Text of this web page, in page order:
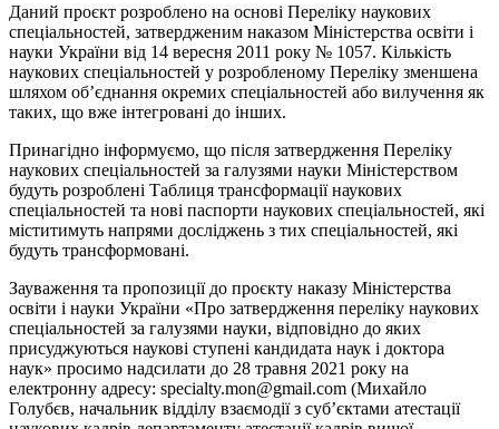
Даний проєкт розроблено на основі Переліку наукових
спеціальностей, затвердженим наказом Міністерства освіти і
науки України від 14 вересня 2011 року № 1057. Кількість
наукових спеціальностей у розробленому Переліку зменшена
шляхом об’єднання окремих спеціальностей або вилучення як
таких, що вже інтегровані до інших.
Принагідно інформуємо, що після затвердження Переліку
наукових спеціальностей за галузями науки Міністерством
будуть розроблені Таблиця трансформації наукових
спеціальностей та нові паспорти наукових спеціальностей, які
міститимуть напрями досліджень з тих спеціальностей, які
будуть трансформовані.
Зауваження та пропозиції до проєкту наказу Міністерства
освіти і науки України «Про затвердження переліку наукових
спеціальностей за галузями науки, відповідно до яких
присуджуються наукові ступені кандидата наук і доктора
наук» просимо надсилати до 28 травня 2021 року на
електронну адресу: specialty.mon@gmail.com (Михайло
Голубєв, начальник відділу взаємодії з суб’єктами атестації